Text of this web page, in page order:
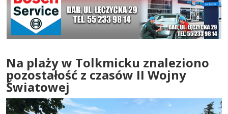
Na plaży w Tolkmicku znaleziono
pozostałość z czasów II Wojny
Światowej